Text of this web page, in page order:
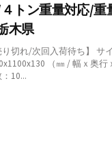
４トン重量対応/
木県
り切れ/次回入荷待ち】 サ
（㎜ / 幅ｘ奥行
10...